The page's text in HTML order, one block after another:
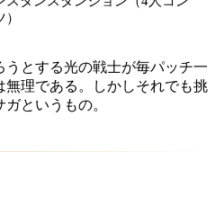
とする光の戦士が毎パッチ一
理である。しかしそれでも挑
というもの。